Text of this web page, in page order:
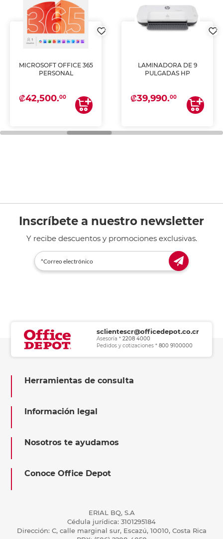
MICROSOFT OFFICE 365
PERSONAL
₡42,500.00
LAMINADORA DE 9
PULGADAS HP
₡39,990.00
Inscríbete a nuestro newsletter
Y recibe descuentos y promociones exclusivas.
sclientescr@officedepot.co.cr
Asesoría *2208 4000
Pedidos y cotizaciones *800 9100000
Herramientas de consulta
Información legal
Nosotros te ayudamos
Conoce Office Depot
ERIAL BQ, S.A
Cédula jurídica: 3101295184
Dirección: C, calle marginal sur, Escazú, 10010, Costa Rica